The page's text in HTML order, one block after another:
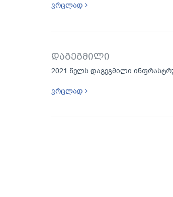
ვრცლად
დაგეგმილი
2021 წელს დაგეგმილი
ვრცლად